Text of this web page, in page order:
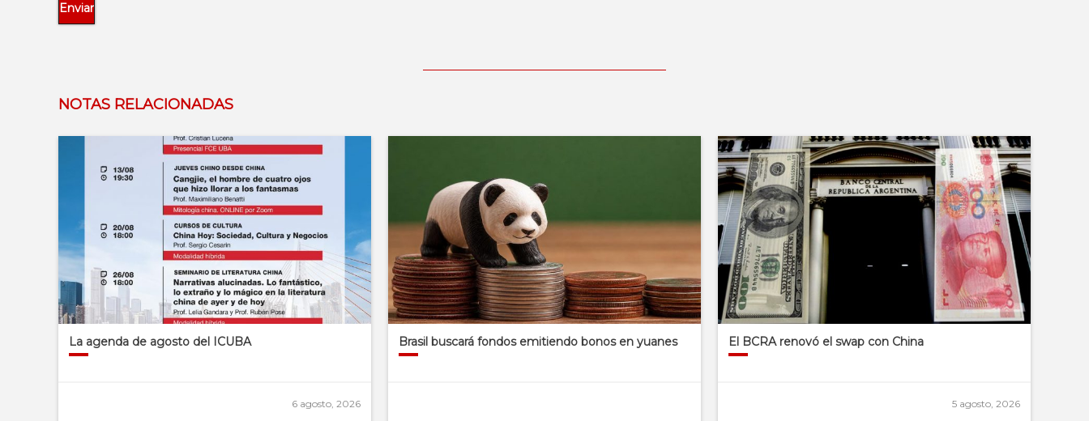
NOTAS RELACIONADAS
La agenda de agosto del ICUBA
6 agosto, 2026
Brasil buscará fondos emitiendo bonos en yuanes El BCRA renovó el swap con China
5 agosto, 2026